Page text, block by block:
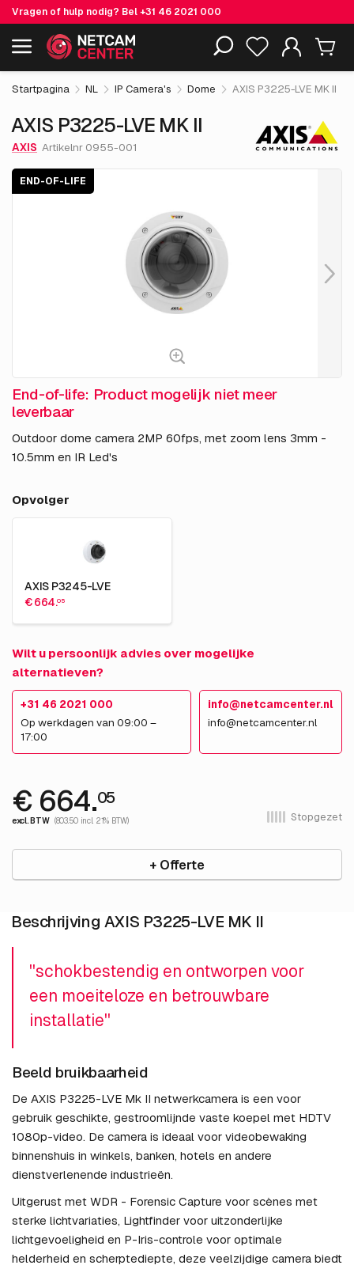
Vragen of hulp nodig? Bel+31 46 2021 000
Inclusief EOL-producten
AXIS P3225-LVE MK II € 664. 05
excl. BTW
Startpagina NL IP Camera's Dome AXIS P3225-LVE MK II
AXIS P3225-LVE MK II
AXIS Artikelnr 0955-001
END-OF-LIFE
End-of-life: Product mogelijk niet meer
leverbaar
Outdoor dome camera 2MP 60fps, met zoom lens 3mm -
10.5mm en IR Led's
Opvolger
AXIS P3245-LVE
€ 664.05
Wilt u persoonlijk advies over mogelijke
alternatieven?
+31 46 2021 000
Op werkdagen van 09:00 –
17:00
info@netcamcenter.nl
info@netcamcenter.nl
€ 664.05
excl. BTW (803.50 incl. 21% BTW) Stopgezet
+ Offerte
Beschrijving AXIS P3225-LVE MK II
''schokbestendig en ontworpen voor
een moeiteloze en betrouwbare
installatie''
Beeld bruikbaarheid
De AXIS P3225-LVE Mk II netwerkcamera is een voor
gebruik geschikte, gestroomlijnde vaste koepel met HDTV
1080p-video. De camera is ideaal voor videobewaking
binnenshuis in winkels, banken, hotels en andere
dienstverlenende industrieën.
Uitgerust met WDR - Forensic Capture voor scènes met
sterke lichtvariaties, Lightfinder voor uitzonderlijke
lichtgevoeligheid en P-Iris-controle voor optimale
helderheid en scherptediepte, deze veelzijdige camera biedt